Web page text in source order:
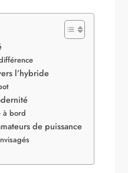
l’hybride
à bord
de puissance